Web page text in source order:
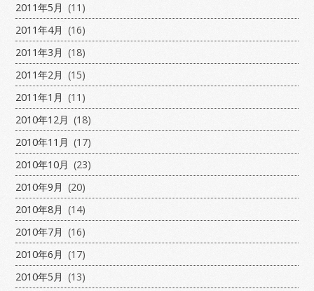
2011年5月 (11)
2011年4月 (16)
2011年3月 (18)
2011年2月 (15)
2011年1月 (11)
2010年12月 (18)
2010年11月 (17)
2010年10月 (23)
2010年9月 (20)
2010年8月 (14)
2010年7月 (16)
2010年6月 (17)
2010年5月 (13)